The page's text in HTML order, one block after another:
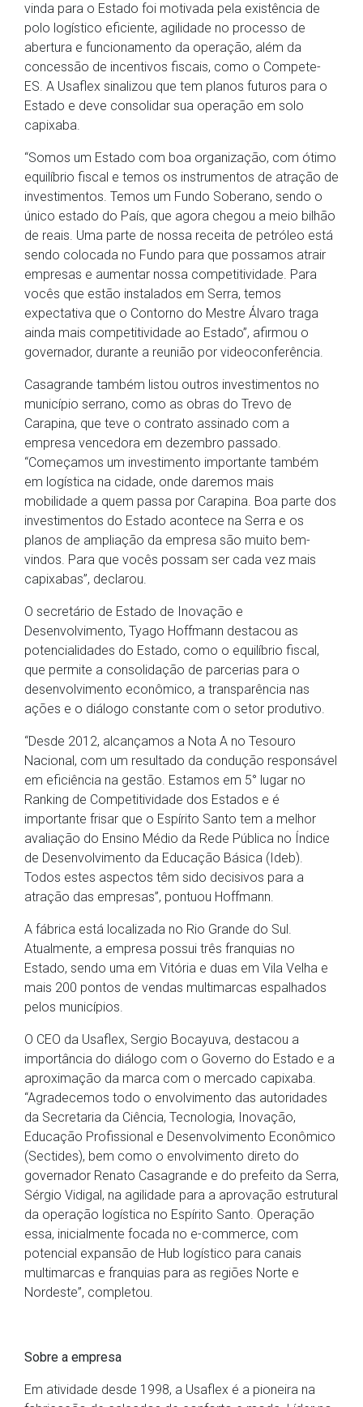
vinda para o Estado foi motivada pela existência de
polo logístico eficiente, agilidade no processo de
abertura e funcionamento da operação, além da
concessão de incentivos fiscais, como o Compete-
ES. A Usaflex sinalizou que tem planos futuros para o
Estado e deve consolidar sua operação em solo
capixaba.
“Somos um Estado com boa organização, com ótimo
equilíbrio fiscal e temos os instrumentos de atração de
investimentos. Temos um Fundo Soberano, sendo o
único estado do País, que agora chegou a meio bilhão
de reais. Uma parte de nossa receita de petróleo está
sendo colocada no Fundo para que possamos atrair
empresas e aumentar nossa competitividade. Para
vocês que estão instalados em Serra, temos
expectativa que o Contorno do Mestre Álvaro traga
ainda mais competitividade ao Estado”, afirmou o
governador, durante a reunião por videoconferência.
Casagrande também listou outros investimentos no
município serrano, como as obras do Trevo de
Carapina, que teve o contrato assinado com a
empresa vencedora em dezembro passado.
“Começamos um investimento importante também
em logística na cidade, onde daremos mais
mobilidade a quem passa por Carapina. Boa parte dos
investimentos do Estado acontece na Serra e os
planos de ampliação da empresa são muito bem-
vindos. Para que vocês possam ser cada vez mais
capixabas”, declarou.
O secretário de Estado de Inovação e
Desenvolvimento, Tyago Hoffmann destacou as
potencialidades do Estado, como o equilíbrio fiscal,
que permite a consolidação de parcerias para o
desenvolvimento econômico, a transparência nas
ações e o diálogo constante com o setor produtivo.
“Desde 2012, alcançamos a Nota A no Tesouro
Nacional, com um resultado da condução responsável
em eficiência na gestão. Estamos em 5° lugar no
Ranking de Competitividade dos Estados e é
importante frisar que o Espírito Santo tem a melhor
avaliação do Ensino Médio da Rede Pública no Índice
de Desenvolvimento da Educação Básica (Ideb).
Todos estes aspectos têm sido decisivos para a
atração das empresas”, pontuou Hoffmann.
A fábrica está localizada no Rio Grande do Sul.
Atualmente, a empresa possui três franquias no
Estado, sendo uma em Vitória e duas em Vila Velha e
mais 200 pontos de vendas multimarcas espalhados
pelos municípios.
O CEO da Usaflex, Sergio Bocayuva, destacou a
importância do diálogo com o Governo do Estado e a
aproximação da marca com o mercado capixaba.
“Agradecemos todo o envolvimento das autoridades
da Secretaria da Ciência, Tecnologia, Inovação,
Educação Profissional e Desenvolvimento Econômico
(Sectides), bem como o envolvimento direto do
governador Renato Casagrande e do prefeito da Serra,
Sérgio Vidigal, na agilidade para a aprovação estrutural
da operação logística no Espírito Santo. Operação
essa, inicialmente focada no e-commerce, com
potencial expansão de Hub logístico para canais
multimarcas e franquias para as regiões Norte e
Nordeste”, completou.
Sobre a empresa
Em atividade desde 1998, a Usaflex é a pioneira na